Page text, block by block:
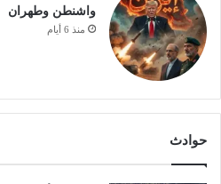
واشنطن وطهران
منذ 6 أيام
حوادث